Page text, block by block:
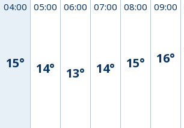
04:00
15°
05:00
14°
06:00
13°
07:00
14°
08:00
15°
09:00
16°